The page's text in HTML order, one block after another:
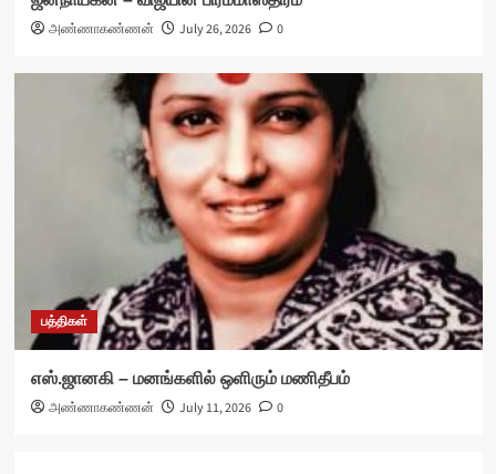
அண்ணாகண்ணன்
July 26, 2026 0
பத்திகள்
எஸ்.ஜானகி – மனங்களில் ஒளிரும் மணிதீபம்
அண்ணாகண்ணன்
July 11, 2026 0